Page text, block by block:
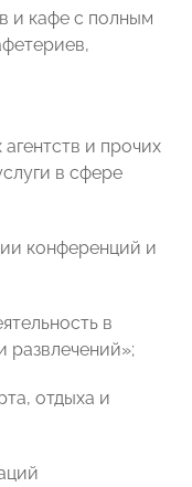
и кафе с полным
и прочих
в сфере
конференций и
в
развлечений»;
отдыха и